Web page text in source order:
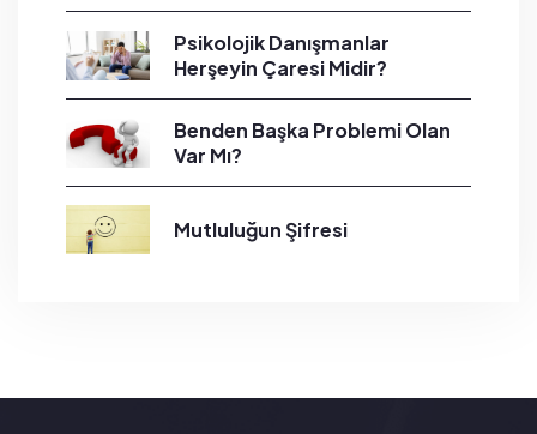
Psikolojik Danışmanlar
Herşeyin Çaresi Midir?
Benden Başka Problemi Olan
Var Mı?
Mutluluğun Şifresi